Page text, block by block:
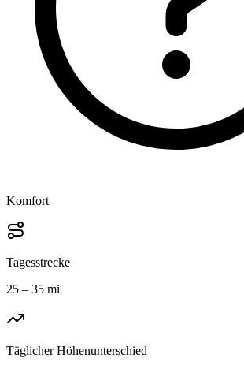
Komfort
Tagesstrecke
25 – 35 mi
Täglicher Höhenunterschied